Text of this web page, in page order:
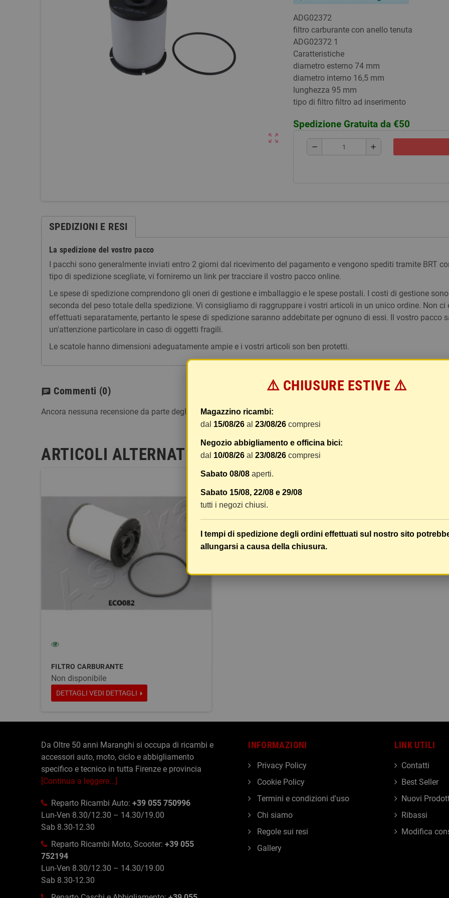
zoom_out_map
ADG02372
filtro carburante con anello tenuta
ADG02372 1
Caratteristiche
diametro esterno 74 mm
diametro interno 16,5 mm
lunghezza 95 mm
tipo di filtro filtro ad inserimento
Spedizione Gratuita da €50
remove add
SPEDIZIONI E RESI
La spedizione del vostro pacco
I pacchi sono generalmente inviati entro 2 giorni dal ricevimento del pagamento e vengono spediti tramite BRT
tipo di spedizione scegliate, vi forniremo un link per tracciare il vostro pacco online.
Le spese di spedizione comprendono gli oneri di gestione e imballaggio e le spese postali. I costi di gestione
seconda del peso totale della spedizione. Vi consigliamo di raggruppare i vostri articoli in un unico ordine. Non
effettuati separatamente, pertanto le spese di spedizione saranno addebitate per ognuno di essi. Il vostro pacco
un'attenzione particolare in caso di oggetti fragili.
Le scatole hanno dimensioni adeguatamente ampie e i vostri articoli son ben protetti.
chat Commenti (0)
Ancora nessuna recensione da parte degli utenti.
ARTICOLI ALTERNATIVI
FILTRO CARBURANTE
Non disponibile
DETTAGLI VEDI DETTAGLI
⚠️ CHIUSURE ESTIVE ⚠️
Magazzino ricambi:
dal 15/08/26 al 23/08/26 compresi
Negozio abbigliamento e officina bici:
dal 10/08/26 al 23/08/26 compresi
Sabato 08/08 aperti.
Sabato 15/08, 22/08 e 29/08
tutti i negozi chiusi.
I tempi di spedizione degli ordini effettuati sul nostro sito
allungarsi a causa della chiusura.
Da Oltre 50 anni Maranghi si occupa di ricambi e
accessori auto, moto, ciclo e abbigliamento
specifico e tecnico in tutta Firenze e provincia
[Continua a leggere...]
Reparto Ricambi Auto: +39 055 750996
Lun-Ven 8.30/12.30 – 14.30/19.00
Sab 8.30-12.30
Reparto Ricambi Moto, Scooter: +39 055
752194
Lun-Ven 8.30/12.30 – 14.30/19.00
Sab 8.30-12.30
LINK UTILI
Contatti
Best Seller
Nuovi
Ribassi
Modifica
INFORMAZIONI
Privacy Policy
Cookie Policy
Termini e condizioni d'uso
Chi siamo
Regole sui resi
Gallery